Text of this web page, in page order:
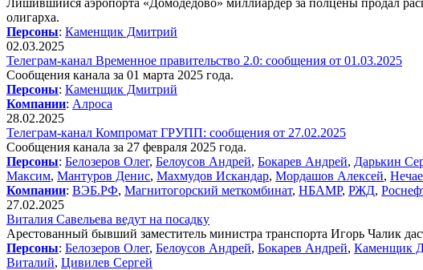
Лишившийся аэропорта «Домодедово» миллиардер за полцены продал
олигарха.
Персоны: Каменщик Дмитрий
02.03.2025
Телеграм-канал Временное правительство 2.0: сообщения от 01.03.2025
Сообщения канала за 01 марта 2025 года.
Персоны: Каменщик Дмитрий
Компании: Алроса
28.02.2025
Телеграм-канал Компромат ГРУПП: сообщения от 27.02.2025
Сообщения канала за 27 февраля 2025 года.
Персоны: Белозеров Олег, Белоусов Андрей, Бокарев Андрей, Дарькин
Максим, Мантуров Денис, Махмудов Искандар, Мордашов Алексей,
Компании: ВЭБ.РФ, Магнитогорский меткомбинат, НБАМР, РЖД,
27.02.2025
Виталия Савельева ведут на посадку
Арестованный бывший заместитель министра транспорта Игорь Чалик
Персоны: Белозеров Олег, Белоусов Андрей, Бокарев Андрей, Каменщик
Виталий, Цивилев Сергей